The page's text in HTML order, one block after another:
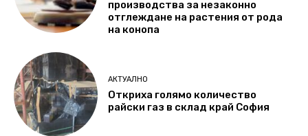
производства за незаконно
отглеждане на растения от рода
на конопа
АКТУАЛНО
Откриха голямо количество
райски газ в склад край София